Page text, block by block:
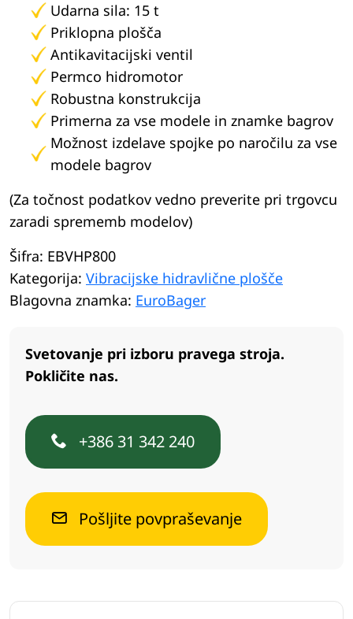
Udarna sila: 15 t
Priklopna plošča
Antikavitacijski ventil
Permco hidromotor
Robustna konstrukcija
Primerna za vse modele in znamke bagrov
Možnost izdelave spojke po naročilu za vse
modele bagrov
(Za točnost podatkov vedno preverite pri trgovcu
zaradi sprememb modelov)
Šifra: EBVHP800
Kategorija: Vibracijske hidravlične plošče
Blagovna znamka: EuroBager
Svetovanje pri izboru pravega stroja.
Pokličite nas.
+386 31 342 240
Pošljite povpraševanje